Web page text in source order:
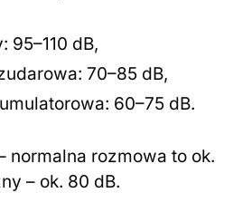
95–110 dB,
70–85 dB,
60–75 dB.
normalna rozmowa to ok.
– ok. 80 dB.